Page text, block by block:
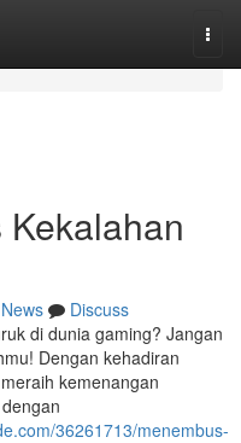
News
Discuss
di dunia gaming? Jangan
Dengan kehadiran
kemenangan
36261713/menembus-